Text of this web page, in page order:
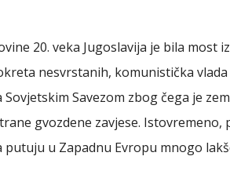
20. veka Jugoslavija je bila most
nesvrstanih, komunistička
Savezom zbog čega je
gvozdene zavjese. Istovremeno,
u Zapadnu Evropu mnogo